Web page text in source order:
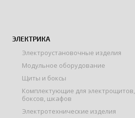
ЭЛЕКТРИКА
Электроустановочные изделия
Модульное оборудование
Щиты и боксы
Комплектующие для электрощитов,
боксов, шкафов
Электротехнические изделия